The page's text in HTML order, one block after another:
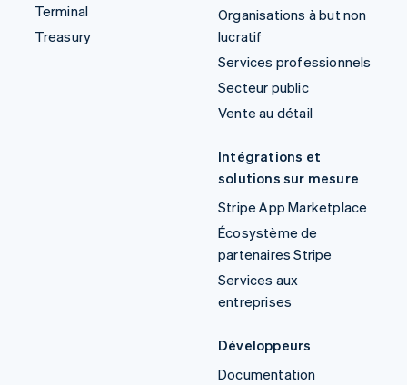
Terminal
Treasury
Organisations à but non
lucratif
Services professionnels
Secteur public
Vente au détail
Intégrations et
solutions sur mesure
Stripe App Marketplace
Écosystème de
partenaires Stripe
Services aux
entreprises
Développeurs
Documentation